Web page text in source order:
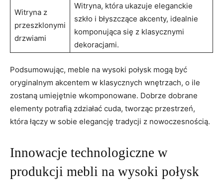
Witryna​ z‌
przeszklonymi
drzwiami
Witryna, ​która ukazuje⁢ eleganckie
szkło i błyszczące akcenty, idealnie
komponująca się z klasycznymi
dekoracjami.
Podsumowując,⁢ meble na wysoki połysk mogą być
oryginalnym akcentem ⁢w klasycznych wnętrzach, o ile⁣
zostaną ‌umiejętnie wkomponowane. Dobrze dobrane⁢
elementy potrafią ‍zdziałać cuda, tworząc⁤ przestrzeń,
która łączy⁣ w sobie ​elegancję tradycji z nowoczesnością.
Innowacje technologiczne‍ w⁤
produkcji ‌mebli na ​wysoki połysk